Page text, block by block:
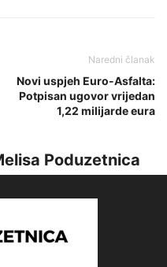
Naredni članak
Novi uspjeh Euro-Asfalta:
Potpisan ugovor vrijedan
1,22 milijarde eura
Poduzetnica